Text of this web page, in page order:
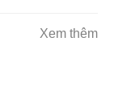
Xem thêm